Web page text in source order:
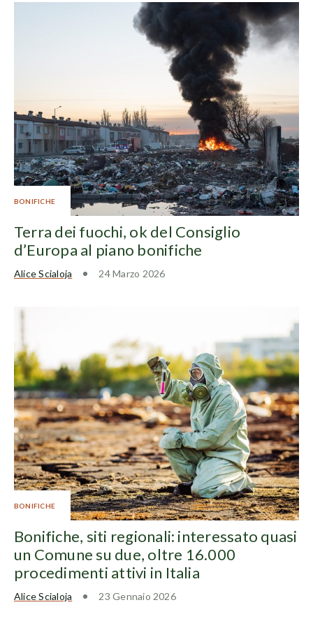
BONIFICHE
Terra dei fuochi, ok del Consiglio
d’Europa al piano bonifiche
Alice Scialoja 24 Marzo 2026
BONIFICHE
Bonifiche, siti regionali: interessato quasi
un Comune su due, oltre 16.000
procedimenti attivi in Italia
Alice Scialoja 23 Gennaio 2026